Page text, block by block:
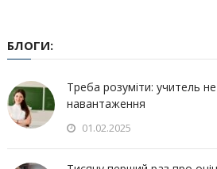
БЛОГИ:
Треба розуміти: учитель
навантаження
01.02.2025